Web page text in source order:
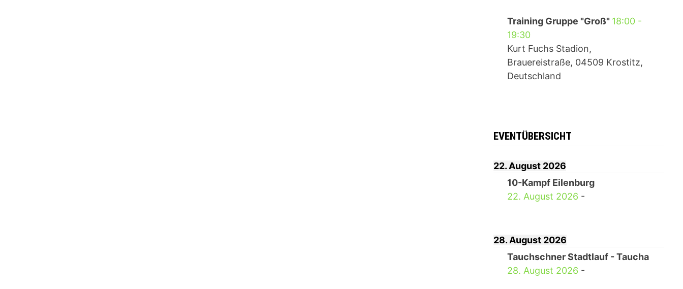
Training Gruppe "Groß" 18:00-
19:30
Kurt Fuchs Stadion,
Brauereistraße, 04509 Krostitz,
Deutschland
EVENTÜBERSICHT
22. August 2026
10-Kampf Eilenburg
22. August 2026 -
28. August 2026
Tauchschner Stadtlauf - Taucha
28. August 2026 -